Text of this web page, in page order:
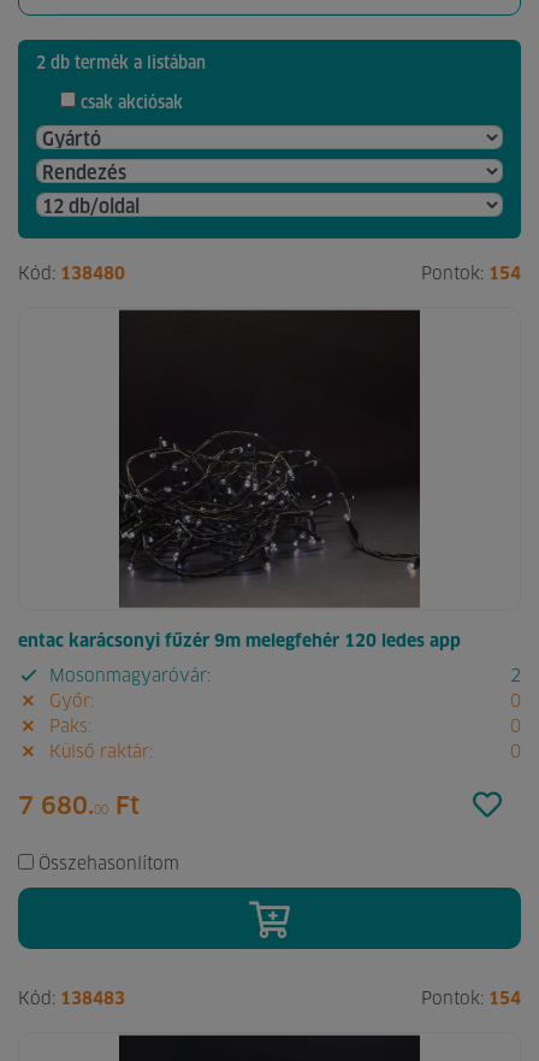
2 db termék a listában
csak akciósak
Kód: 138480 Pontok: 154
entac karácsonyi fűzér 9m melegfehér 120 ledes app
Mosonmagyaróvár:
2
Győr:
0
Paks:
0
Külső raktár:
0
7 680.00 Ft
Összehasonlítom
Kód: 138483 Pontok: 154